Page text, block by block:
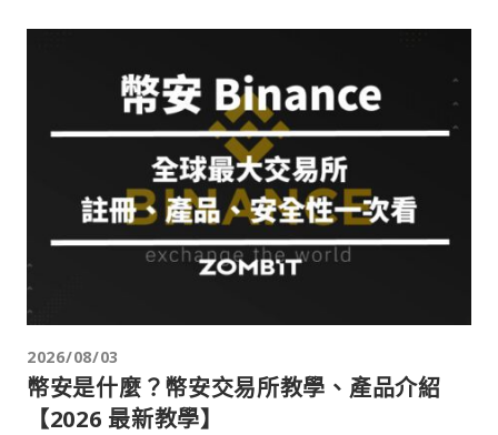
2026/08/03
幣安是什麼？幣安交易所教學、產品介紹
【2026 最新教學】